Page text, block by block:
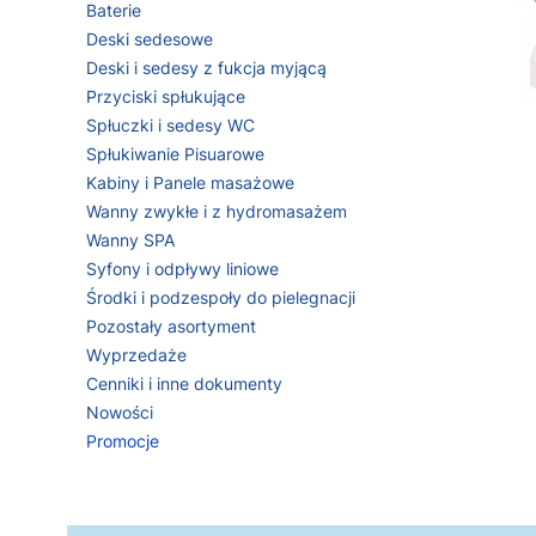
Baterie
Deski sedesowe
Deski i sedesy z fukcja myjącą
Przyciski spłukujące
Spłuczki i sedesy WC
Spłukiwanie Pisuarowe
Kabiny i Panele masażowe
Wanny zwykłe i z hydromasażem
Wanny SPA
Syfony i odpływy liniowe
Środki i podzespoły do pielegnacji
Pozostały asortyment
Wyprzedaże
Cenniki i inne dokumenty
Nowości
Promocje